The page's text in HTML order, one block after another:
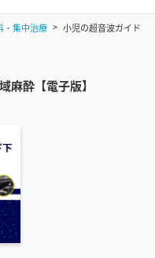
・集中治療
小児の超音波ガイド
麻酔【電子版】